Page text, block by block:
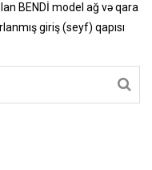
BENDİ model ağ və qara
giriş (seyf) qapısı